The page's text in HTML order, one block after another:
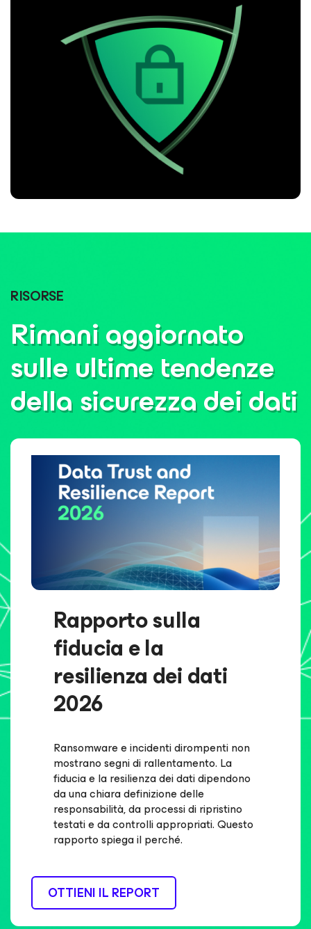
RISORSE
Rimani aggiornato
sulle ultime tendenze
della sicurezza dei dati
Rapporto sulla
fiducia e la
resilienza dei dati
2026
Ransomware e incidenti dirompenti non
mostrano segni di rallentamento. La
fiducia e la resilienza dei dati dipendono
da una chiara definizione delle
responsabilità, da processi di ripristino
testati e da controlli appropriati. Questo
rapporto spiega il perché.
OTTIENI IL REPORT